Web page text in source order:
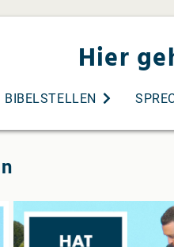
Hier
BIBELSTELLEN